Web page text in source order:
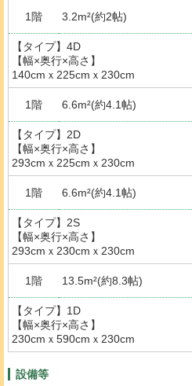
1階 3.2m²(約2帖)
【タイプ】4D
【幅×奥行×高さ】
140cmｘ225cmｘ230cm
1階 6.6m²(約4.1帖)
【タイプ】2D
【幅×奥行×高さ】
293cmｘ225cmｘ230cm
1階 6.6m²(約4.1帖)
【タイプ】2S
【幅×奥行×高さ】
293cmｘ230cmｘ230cm
1階 13.5m²(約8.3帖)
【タイプ】1D
【幅×奥行×高さ】
230cmｘ590cmｘ230cm
設備等